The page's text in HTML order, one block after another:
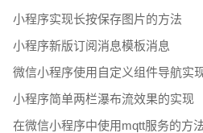
小程序实现长按保存图片的方法
小程序新版订阅消息模板消息
微信小程序使用自定义组件导航实
小程序简单两栏瀑布流效果的实现
在微信小程序中使用mqtt服务的方